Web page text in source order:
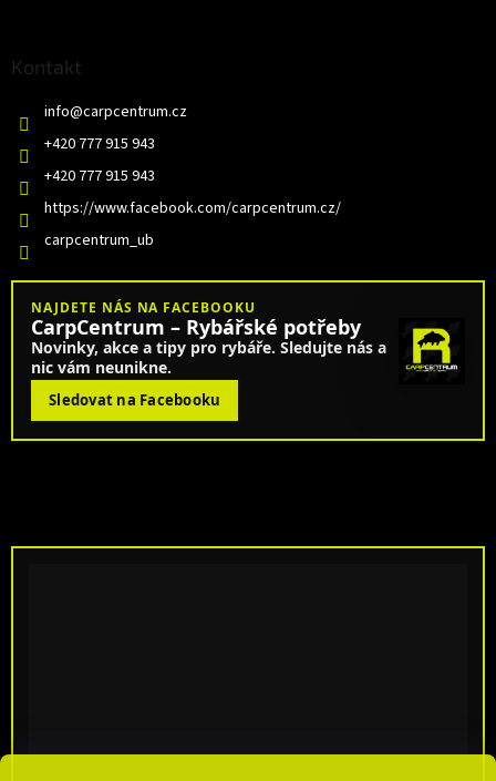
Kontakt
info@carpcentrum.cz
+420 777 915 943
+420 777 915 943
https://www.facebook.com/carpcentrum.cz/
carpcentrum_ub
NAJDETE NÁS NA FACEBOOKU
CarpCentrum – Rybářské potřeby
Novinky, akce a tipy pro rybáře. Sledujte nás a
nic vám neunikne.
Sledovat na Facebooku